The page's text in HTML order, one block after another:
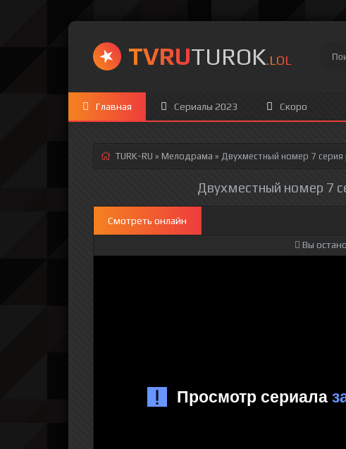
TVRUTUROK.LOL
Главная Сериалы 2023 Скоро
TURK-RU » Мелодрама » Двухместный номер 7 серия
Двухместный номер 7
Смотреть онлайн
Вы